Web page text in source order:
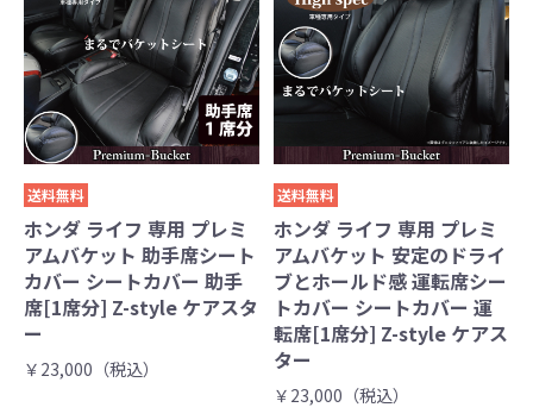
送料無料
ホンダ ライフ 専用 プレミ
アムバケット 助手席シート
カバー シートカバー 助手
席[1席分] Z-style ケアスタ
ー
￥23,000（税込）
送料無料
ホンダ ライフ 専用 プレミ
アムバケット 安定のドライ
ブとホールド感 運転席シー
トカバー シートカバー 運
転席[1席分] Z-style ケアス
ター
￥23,000（税込）